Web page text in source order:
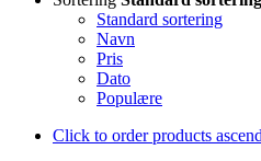
Standard sortering
Navn
Pris
Dato
Populære
Click to order products